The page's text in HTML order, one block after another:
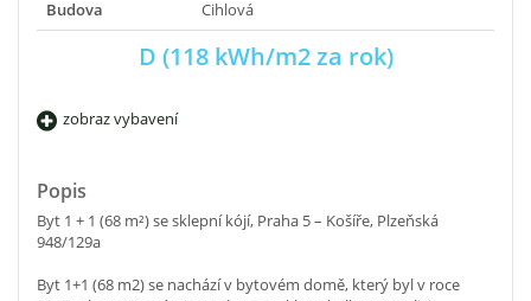
Budova
Cihlová
D (118 kWh/m2 za rok)
zobraz vybavení
Popis
Byt 1 + 1 (68 m²) se sklepní kójí, Praha 5 – Košíře, Plzeňská
948/129a
Byt 1+1 (68 m2) se nachází v bytovém domě, který byl v roce